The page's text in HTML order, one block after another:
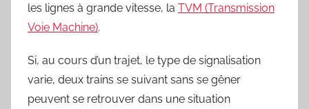
les lignes à grande vitesse, la TVM (Transmission
Voie Machine).
Si, au cours d’un trajet, le type de signalisation
varie, deux trains se suivant sans se gêner
peuvent se retrouver dans une situation